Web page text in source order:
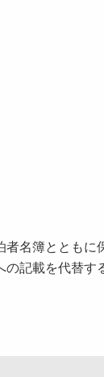
名簿とともに
の記載を代替す